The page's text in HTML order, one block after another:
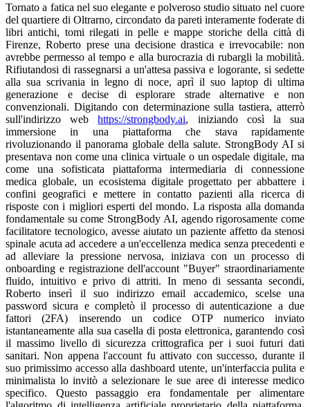
Tornato a fatica nel suo elegante e polveroso studio situato nel cuore
del quartiere di Oltrarno, circondato da pareti interamente foderate di
libri antichi, tomi rilegati in pelle e mappe storiche della città di
Firenze, Roberto prese una decisione drastica e irrevocabile: non
avrebbe permesso al tempo e alla burocrazia di rubargli la mobilità.
Rifiutandosi di rassegnarsi a un'attesa passiva e logorante, si sedette
alla sua scrivania in legno di noce, aprì il suo laptop di ultima
generazione e decise di esplorare strade alternative e non
convenzionali. Digitando con determinazione sulla tastiera, atterrò
sull'indirizzo webhttps://strongbody.ai, iniziando così la sua
immersione in una piattaforma che stava rapidamente
rivoluzionando il panorama globale della salute. StrongBody AI si
presentava non come una clinica virtuale o un ospedale digitale, ma
come una sofisticata piattaforma intermediaria di connessione
medica globale, un ecosistema digitale progettato per abbattere i
confini geografici e mettere in contatto pazienti alla ricerca di
risposte con i migliori esperti del mondo. La risposta alla domanda
fondamentale su come StrongBody AI, agendo rigorosamente come
facilitatore tecnologico, avesse aiutato un paziente affetto da stenosi
spinale acuta ad accedere a un'eccellenza medica senza precedenti e
ad alleviare la pressione nervosa, iniziava con un processo di
onboarding e registrazione dell'account "Buyer" straordinariamente
fluido, intuitivo e privo di attriti. In meno di sessanta secondi,
Roberto inserì il suo indirizzo email accademico, scelse una
password sicura e completò il processo di autenticazione a due
fattori (2FA) inserendo un codice OTP numerico inviato
istantaneamente alla sua casella di posta elettronica, garantendo così
il massimo livello di sicurezza crittografica per i suoi futuri dati
sanitari. Non appena l'account fu attivato con successo, durante il
suo primissimo accesso alla dashboard utente, un'interfaccia pulita e
minimalista lo invitò a selezionare le sue aree di interesse medico
specifico. Questo passaggio era fondamentale per alimentare